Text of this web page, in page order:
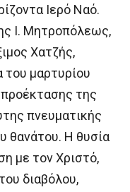
Ιερό Ναό.
Ι. Μητροπόλεως,
Χατζής,
του μαρτυρίου
της
πνευματικής
θανάτου. Η θυσία
με τον Χριστό,
διαβόλου,